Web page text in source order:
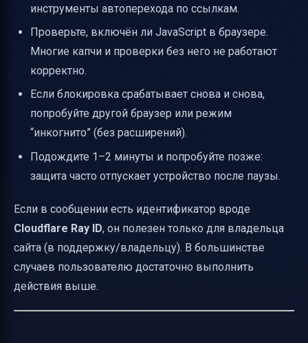
инструменты автоперехода по ссылкам.
Проверьте, включён ли JavaScript в браузере.
Многие капчи и проверки без него не работают
корректно.
Если блокировка срабатывает снова и снова,
попробуйте другой браузер или режим
“инкогнито” (без расширений).
Подождите 1–2 минуты и попробуйте позже:
защита часто отпускает устройство после паузы.
Если в сообщении есть идентификатор вроде
Cloudflare Ray ID, он полезен только для владельца
сайта (в поддержку/владельцу). В большинстве
случаев пользователю достаточно выполнить
действия выше.